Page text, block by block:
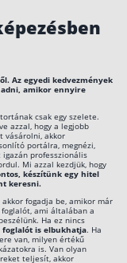
Az egyedi kedvezmények
amikor ennyire
csak egy szelete.
azzal, hogy a legjobb
vásárolni, akkor
portálra, megnézi,
professzionális
Mi azzal kezdjük, hogy
készítünk egy hitel
keresni.
fogadja be, amikor már
ami általában a
Ha ez nincs
foglalót is elbukhatja. Ha
van, milyen értékű
is. Van olyan
teljesít, akkor